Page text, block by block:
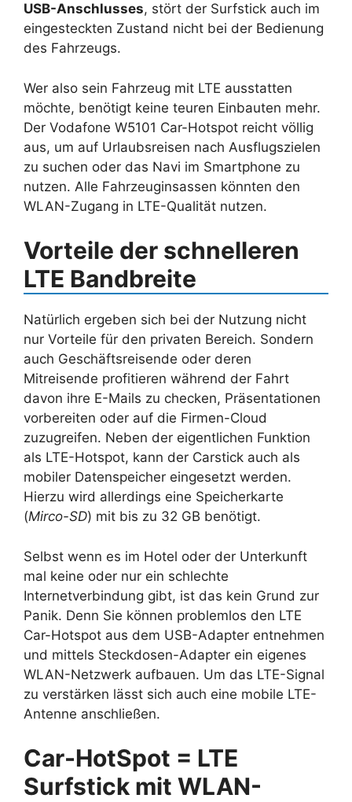
USB-Anschlusses, stört der Surfstick auch im
eingesteckten Zustand nicht bei der Bedienung
des Fahrzeugs.
Wer also sein Fahrzeug mit LTE ausstatten
möchte, benötigt keine teuren Einbauten mehr.
Der Vodafone W5101 Car-Hotspot reicht völlig
aus, um auf Urlaubsreisen nach Ausflugszielen
zu suchen oder das Navi im Smartphone zu
nutzen. Alle Fahrzeuginsassen könnten den
WLAN-Zugang in LTE-Qualität nutzen.
Vorteile der schnelleren
LTE Bandbreite
Natürlich ergeben sich bei der Nutzung nicht
nur Vorteile für den privaten Bereich. Sondern
auch Geschäftsreisende oder deren
Mitreisende profitieren während der Fahrt
davon ihre E-Mails zu checken, Präsentationen
vorbereiten oder auf die Firmen-Cloud
zuzugreifen. Neben der eigentlichen Funktion
als LTE-Hotspot, kann der Carstick auch als
mobiler Datenspeicher eingesetzt werden.
Hierzu wird allerdings eine Speicherkarte
(Mirco-SD) mit bis zu 32 GB benötigt.
Selbst wenn es im Hotel oder der Unterkunft
mal keine oder nur ein schlechte
Internetverbindung gibt, ist das kein Grund zur
Panik. Denn Sie können problemlos den LTE
Car-Hotspot aus dem USB-Adapter entnehmen
und mittels Steckdosen-Adapter ein eigenes
WLAN-Netzwerk aufbauen. Um das LTE-Signal
zu verstärken lässt sich auch eine mobile LTE-
Antenne anschließen.
Car-HotSpot = LTE
Surfstick mit WLAN-